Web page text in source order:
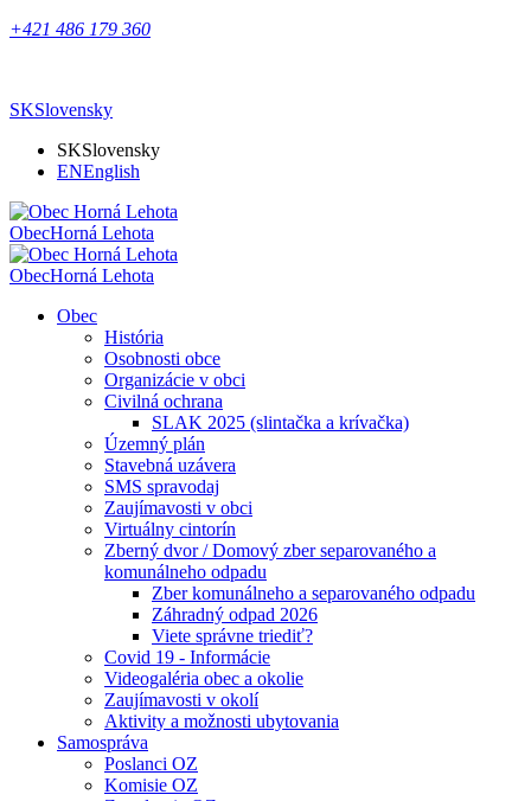
+421 486 179 360
SKSlovensky
SKSlovensky
ENEnglish
ObecHorná Lehota
ObecHorná Lehota
Obec
História
Osobnosti obce
Organizácie v obci
Civilná ochrana
SLAK 2025 (slintačka a krívačka)
Územný plán
Stavebná uzávera
SMS spravodaj
Zaujímavosti v obci
Virtuálny cintorín
Zberný dvor / Domový zber separovaného a
komunálneho odpadu
Zber komunálneho a separovaného odpadu
Záhradný odpad 2026
Viete správne triediť?
Covid 19 - Informácie
Videogaléria obec a okolie
Zaujímavosti v okolí
Aktivity a možnosti ubytovania
Samospráva
Poslanci OZ
Komisie OZ